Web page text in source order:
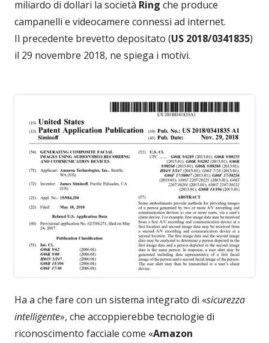
miliardo di dollari la società Ring che produce
campanelli e videocamere connessi ad internet.
Il precedente brevetto depositato (US 2018/0341835)
il 29 novembre 2018, ne spiega i motivi.
Ha a che fare con un sistema integrato di «sicurezza
intelligente», che accoppierebbe tecnologie di
riconoscimento facciale come «Amazon